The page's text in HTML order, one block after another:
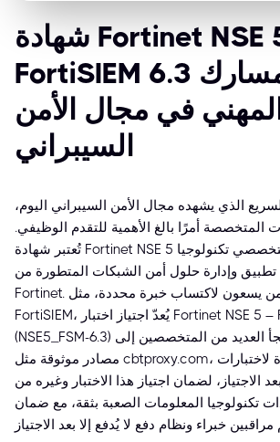
شهادة Fortinet NSE 5: أتقن
FortiSIEM 6.3 وارتقِ بمسارك
المهني في مجال الأمن
السيبراني
الذي يشهده مجال الأمن السيبراني اليوم،
المتخصصة أمرًا بالغ الأهمية للتقدم الوظيفي.
تُعتبر شهادة Fortinet NSE 5 دليلًا على قدرة متخصصي تكنولوجيا
وإدارة حلول أمن الشبكات المتطورة من
Fortinet. بالنسبة لمن يسعون لاكتساب خبرة محددة، مثل
FortiSIEM، يُعدّ اجتياز اختبار Fortinet NSE 5 – FortiSIEM 6.3
(NSE5_FSM-6.3) إنجازًا هامًا. يلجأ العديد من المتخصصين إلى
مصادر موثوقة مثل cbtproxy.com، وهي خدمة رائدة لاختبارات
الاجتياز، لضمان اجتياز هذا الاختبار وغيره من
تكنولوجيا المعلومات الصعبة بثقة، مع ضمان